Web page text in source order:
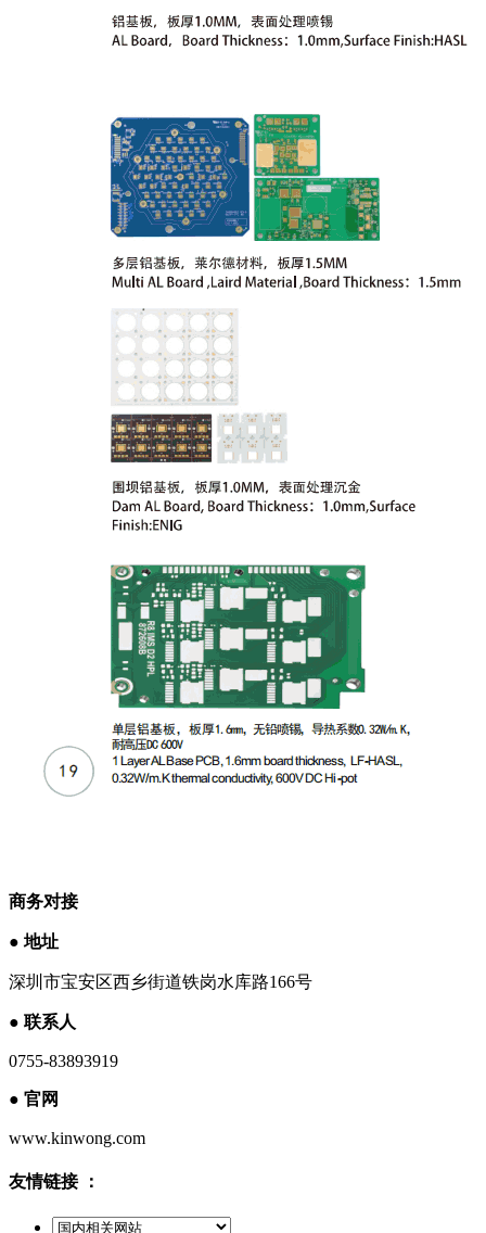
商务对接
● 地址
深圳市宝安区西乡街道铁岗水库路166号
● 联系人
0755-83893919
● 官网
www.kinwong.com
友情链接 ：